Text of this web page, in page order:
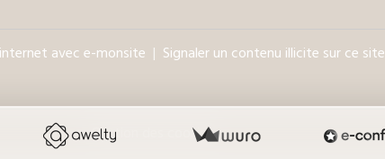
avec e-monsite Signaler un contenu illicite sur ce site
Gestion des cookies